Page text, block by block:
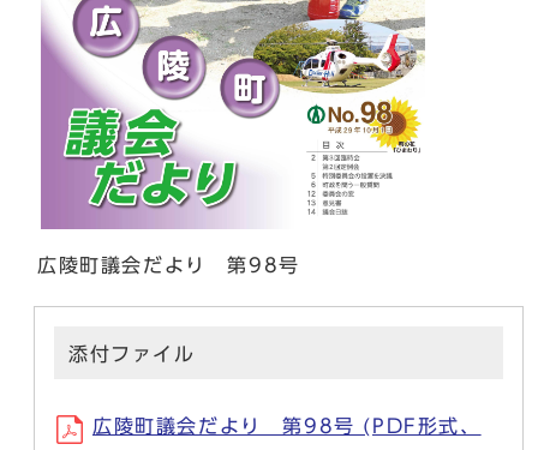
広陵町議会だより 第98号
添付ファイル
広陵町議会だより 第98号 (PDF形式、